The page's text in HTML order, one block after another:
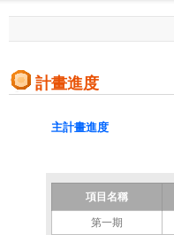
計畫進度
主計畫進度
項目名稱
第一期